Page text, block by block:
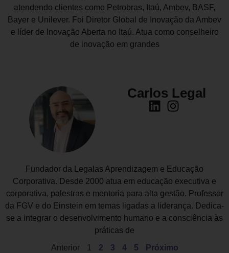
atendendo clientes como Petrobras, Itaú, Ambev, BASF,
Bayer e Unilever. Foi Diretor Global de Inovação da Ambev
e líder de Inovação Aberta no Itaú. Atua como conselheiro
de inovação em grandes
Carlos Legal
Fundador da Legalas Aprendizagem e Educação
Corporativa. Desde 2000 atua em educação executiva e
corporativa, palestras e mentoria para alta gestão. Professor
da FGV e do Einstein em temas ligadas a liderança. Dedica-
se a integrar o desenvolvimento humano e a consciência às
práticas de
Anterior
1 2 3 4 5 Próximo